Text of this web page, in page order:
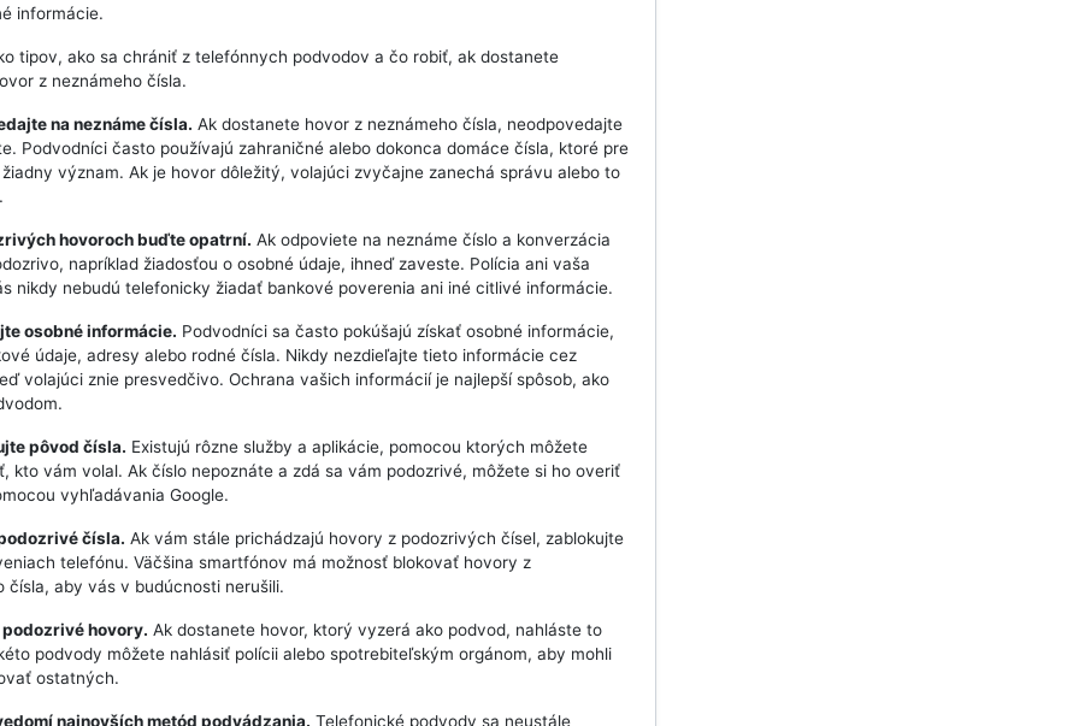
informácie.
tipov, ako sa chrániť z telefónnych podvodov a čo robiť, ak dostanete
z neznámeho čísla.
na neznáme čísla. Ak dostanete hovor z neznámeho čísla, neodpovedajte
Podvodníci často používajú zahraničné alebo dokonca domáce čísla, ktoré pre
význam. Ak je hovor dôležitý, volajúci zvyčajne zanechá správu alebo to
hovoroch buďte opatrní. Ak odpoviete na neznáme číslo a konverzácia
napríklad žiadosťou o osobné údaje, ihneď zaveste. Polícia ani vaša
nikdy nebudú telefonicky žiadať bankové poverenia ani iné citlivé informácie.
osobné informácie. Podvodníci sa často pokúšajú získať osobné informácie,
údaje, adresy alebo rodné čísla. Nikdy nezdieľajte tieto informácie cez
volajúci znie presvedčivo. Ochrana vašich informácií je najlepší spôsob, ako
pôvod čísla. Existujú rôzne služby a aplikácie, pomocou ktorých môžete
kto vám volal. Ak číslo nepoznáte a zdá sa vám podozrivé, môžete si ho overiť
vyhľadávania Google.
čísla. Ak vám stále prichádzajú hovory z podozrivých čísel, zablokujte
telefónu. Väčšina smartfónov má možnosť blokovať hovory z
čísla, aby vás v budúcnosti nerušili.
hovory. Ak dostanete hovor, ktorý vyzerá ako podvod, nahláste to
podvody môžete nahlásiť polícii alebo spotrebiteľským orgánom, aby mohli
ostatných.
najnovších metód podvádzania. Telefonické podvody sa neustále